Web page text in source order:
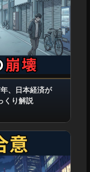
、日本経済が
くり解説